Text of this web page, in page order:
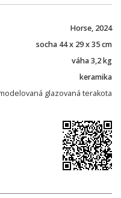
Horse, 2024
socha 44 x 29 x 35 cm
váha 3,2 kg
keramika
glazovaná terakota